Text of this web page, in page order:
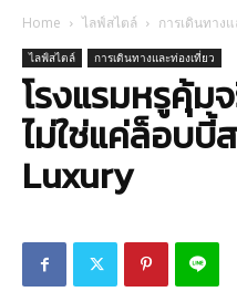
Home ไลฟ์สไตล์ การเดินทาง
ไลฟ์สไตล์ การเดินทางและท่องเที่ยว
โรงแรมหรูคุ้ม
ไม่ใช่แค่ล็อบบี้
Luxury